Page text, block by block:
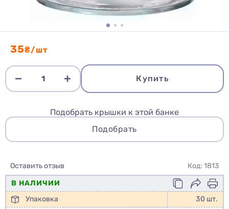
35₴/шт
Купить
Подобрать крышки к этой банке
Подобрать
Оставить отзыв
Код: 1813
В НАЛИЧИИ
Упаковка
30 шт.